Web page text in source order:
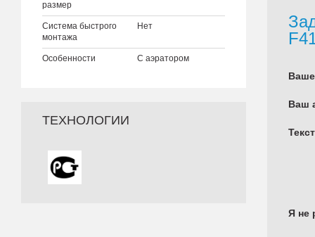
размер
Система быстрого
монтажа
Нет
Особенности С аэратором
ТЕХНОЛОГИИ
Ваш
Я не